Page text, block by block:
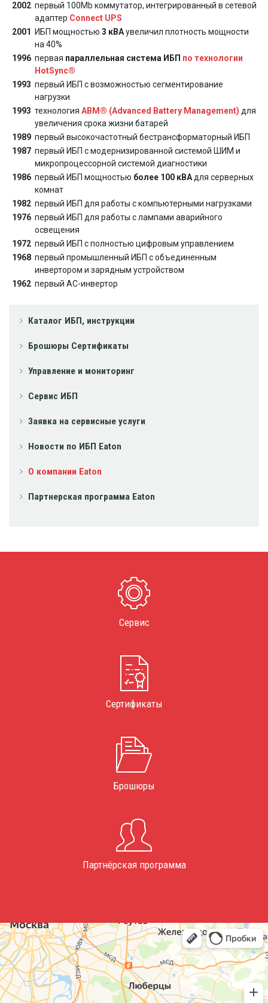
Каталог ИБП, инструкции
Брошюры Сертификаты
Управление и мониторинг
Сервис ИБП
Заявка на сервисные услуги
Новости по ИБП Eaton
О компании Eaton
Партнерская программа Eaton
2002 первый 100Mb коммутатор, интегрированный в сетевой
адаптер Connect UPS
2001
ИБП мощностью 3 кВАувеличил плотность мощности
на 40%
1996 первая параллельная система ИБП по технологии
HotSync®
1993 первый ИБП с возможностью сегментирование
нагрузки
1993 технология ABM® (Advanced Battery Management) для
увеличения срока жизни батарей
1989 первый высокочастотный бестрансформаторный ИБП
1987 первый ИБП с модернизированной системой ШИМ и
микропроцессорной системой диагностики
1986 первый ИБП мощностью более 100 кВА для серверных
комнат
1982 первый ИБП для работы с компьютерными нагрузками
1976 первый ИБП для работы с лампами аварийного
освещения
1972 первый ИБП с полностью цифровым управлением
1968 первый промышленный ИБП с объединенным
инвертором и зарядным устройством
1962 первый AC-инвертор
Сервис
Сертификаты
Брошюры
Партнёрская программа